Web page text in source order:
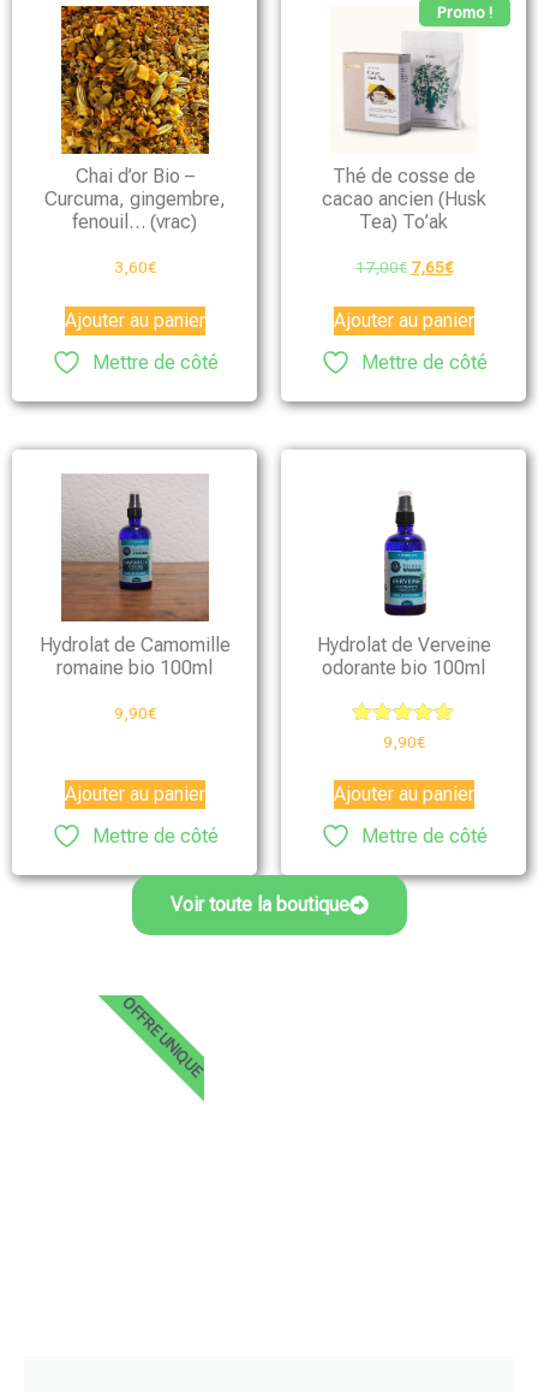
Chai d’or Bio –
Curcuma, gingembre,
fenouil… (vrac)
3,60€
Ajouter au panier
Mettre de côté
Promo !
Thé de cosse de
cacao ancien (Husk
Tea) To’ak
17,00€ 7,65€
Ajouter au panier
Mettre de côté
Hydrolat de Camomille
romaine bio 100ml
9,90€
Ajouter au panier
Mettre de côté
Hydrolat de Verveine
odorante bio 100ml
Note
sur 5
9,90€
Ajouter au panier
Mettre de côté
Voir toute la boutique
OFFRE UNIQUE